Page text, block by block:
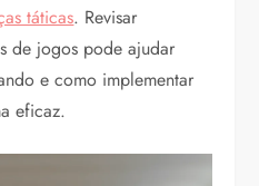
táticas. Revisar
de jogos pode ajudar
e como implementar
eficaz.